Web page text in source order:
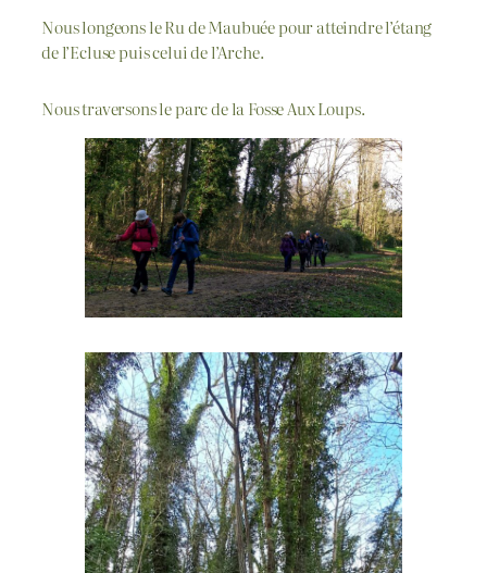
Nous longeons le Ru de Maubuée pour atteindre l’étang
de l’Ecluse puis celui de l’Arche.
Nous traversons le parc de la Fosse Aux Loups.